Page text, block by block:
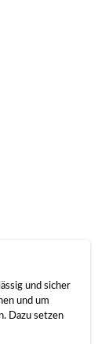
und sicher
und um
Dazu setzen